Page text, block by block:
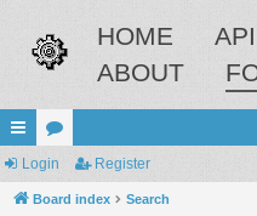
HOME API
ABOUT
ui
ck
or
u
Login Register
Board index Search